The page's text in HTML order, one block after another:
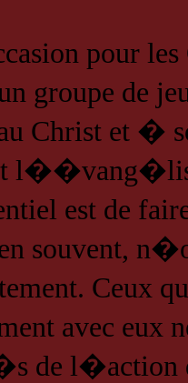
pour
groupe de
Christ et �
est de
souvent,
Ceux
avec
de l�action